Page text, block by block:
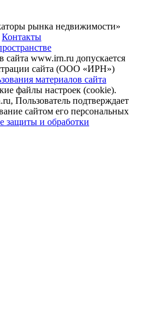
рынка недвижимости»
Контакты
сайта www.irn.ru допускается
сайта (ООО «ИРН»)
материалов сайта
файлы настроек (cookie).
Пользователь подтверждает
сайтом его персональных
защиты и обработки